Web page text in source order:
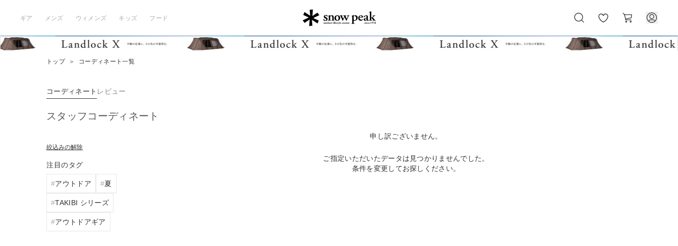
ギア メンズ ウィメンズ キッズ フード
気
に
ー
ト
トップ ＞ コーディネート一覧
コーディネート レビュー
スタッフコーディネート
絞込みの解除
注目のタグ
アウトドア 夏
TAKIBI シリーズ
アウトドアギア
申し訳ございません。
ご指定いただいたデータは見つかりませんでした。
条件を変更してお探しください。